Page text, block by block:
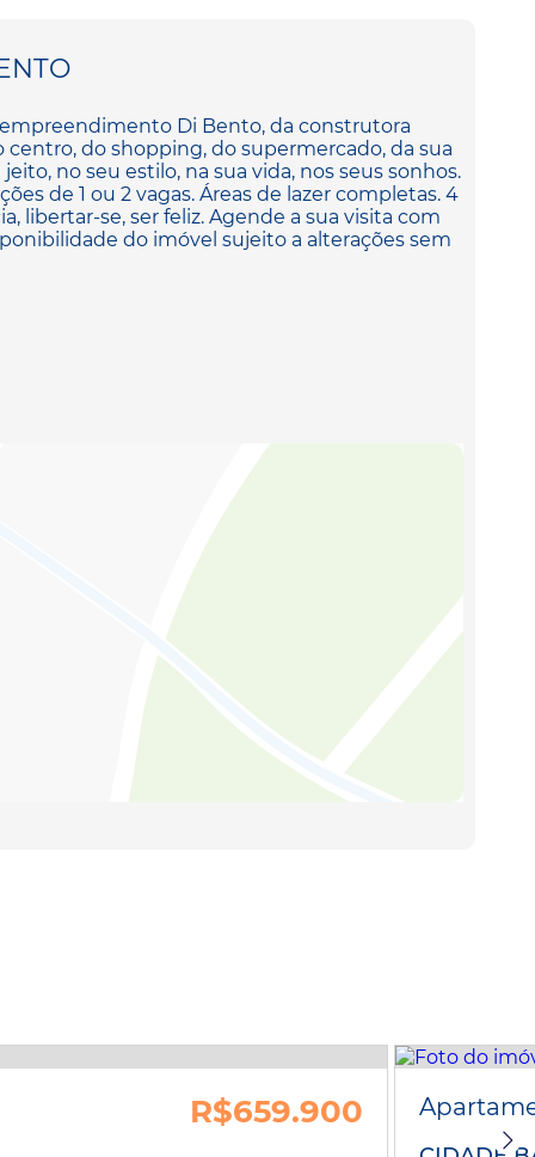
Di Bento, da construtora
centro, do shopping, do supermercado, da sua
no seu estilo, na sua vida, nos seus sonhos.
de 1 ou 2 vagas. Áreas de lazer completas. 4
libertar-se, ser feliz. Agende a sua visita com
do imóvel sujeito a alterações sem
R$659.900